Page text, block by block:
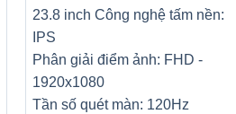
23.8 inch Công nghệ tấm nền:
IPS
Phân giải điểm ảnh: FHD -
1920x1080
Tần số quét màn: 120Hz